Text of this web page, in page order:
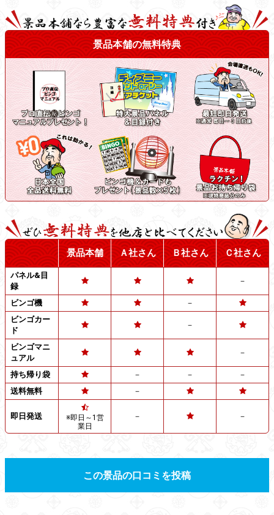
景品本舗の無料特典
景品本舗 Ａ社さん Ｂ社さん Ｃ社さん
パネル&目
録
－
ビンゴ機
－
ビンゴカー
ド
－
ビンゴマニ
ュアル
－
持ち帰り袋 － －
－
送料無料
－
即日発送
※即日～1営
業日
－ －
この景品の口コミを投稿